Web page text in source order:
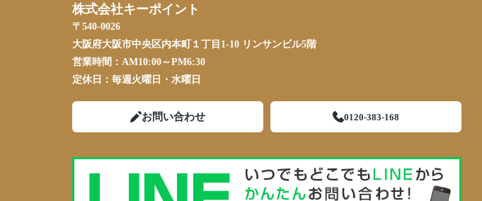
株式会社キーポイント
〒540-0026
大阪府大阪市中央区内本町１丁目1-10 リンサンビル5階
営業時間： AM10:00～PM6:30
定休日： 毎週火曜日・水曜日
お問い合わせ 0120-383-168